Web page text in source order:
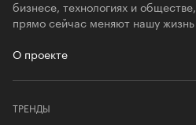
бизнесе, технологиях и
прямо сейчас меняют нашу жизнь
О проекте
ТРЕНДЫ